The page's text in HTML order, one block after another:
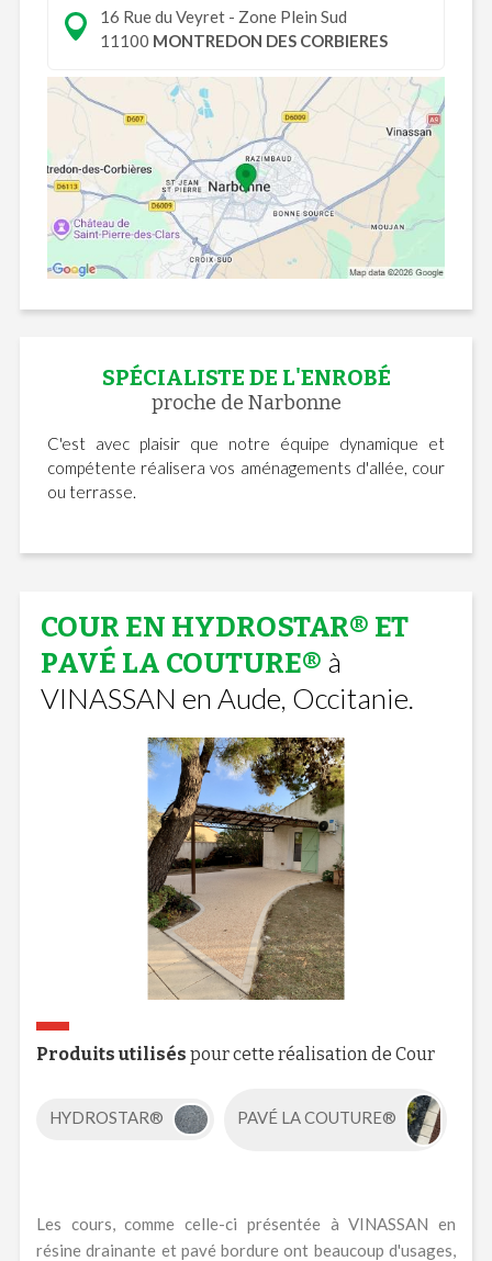
16 Rue du Veyret - Zone Plein Sud
11100 MONTREDON DES CORBIERES
SPÉCIALISTE DE L'ENROBÉ
proche de Narbonne
C'est avec plaisir que notre équipe dynamique et
compétente réalisera vos aménagements d'allée, cour
ou terrasse.
COUR EN HYDROSTAR® ET
PAVÉ LA COUTURE® à
VINASSAN en Aude, Occitanie.
Produits utilisés pour cette réalisation de Cour
HYDROSTAR® PAVÉ LA COUTURE®
Les cours, comme celle-ci présentée à VINASSAN en
résine drainante et pavé bordure ont beaucoup d'usages,